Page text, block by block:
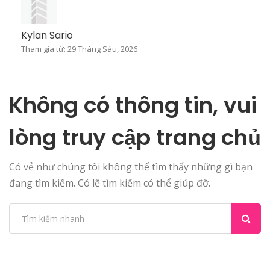
Kylan Sario
Tham gia từ: 29 Tháng Sáu, 2026
Không có thông tin, vui
lòng truy cập trang chủ
Có vẻ như chúng tôi không thể tìm thấy những gì bạn
đang tìm kiếm. Có lẽ tìm kiếm có thể giúp đỡ.